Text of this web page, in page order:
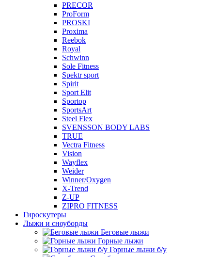
PRECOR
ProForm
PROSKI
Proxima
Reebok
Royal
Schwinn
Sole Fitness
Spektr sport
Spirit
Sport Elit
Sportop
SportsArt
Steel Flex
SVENSSON BODY LABS
TRUE
Vectra Fitness
Vision
Wayflex
Weider
Winner/Oxygen
X-Trend
Z-UP
ZIPRO FITNESS
Гироскутеры
Лыжи и сноуборды
Беговые лыжи
Горные лыжи
Горные лыжи б/у